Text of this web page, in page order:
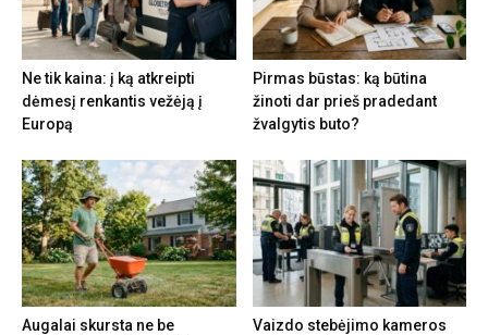
Ne tik kaina: į ką atkreipti
dėmesį renkantis vežėją į
Europą
Pirmas būstas: ką būtina
žinoti dar prieš pradedant
žvalgytis buto?
Augalai skursta ne be
Vaizdo stebėjimo kameros